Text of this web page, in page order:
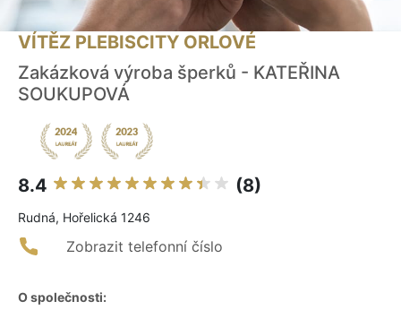
VÍTĚZ PLEBISCITY ORLOVÉ
Zakázková výroba šperků - KATEŘINA
SOUKUPOVÁ
8.4 (8)
Rudná, Hořelická 1246
Zobrazit telefonní číslo
O společnosti: